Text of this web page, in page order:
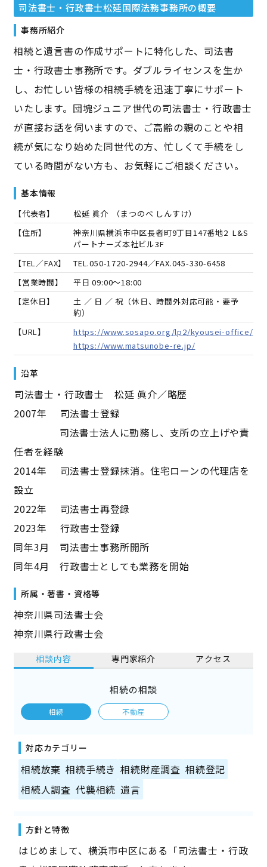
司法書士・行政書士松延国際法務事務所の概要
事務所紹介
相続と遺言書の作成サポートに特化した、司法書
士・行政書士事務所です。ダブルライセンスを生か
し、お忙しい皆様の相続手続を迅速丁寧にサポート
いたします。団塊ジュニア世代の司法書士・行政書士
が直接お話を伺いますので、ご高齢の親のことや相
続が気になり始めた同世代の方、忙しくて手続をし
ている時間がない方も、お気軽にご相談ください。
基本情報
【代表者】 松延 眞介 （まつのべ しんすけ）
【住所】
神奈川県横浜市中区長者町9丁目147番地2 L&S
パートナーズ本社ビル3F
【TEL／FAX】
TEL.050-1720-2944／FAX.045-330-6458
【営業時間】
平日 09:00～18:00
【定休日】
土 ／ 日 ／ 祝（休日、時間外対応可能・要予
約）
【URL】
https://www.sosapo.org/lp2/kyousei-office/
https://www.matsunobe-re.jp/
沿革
――司法書士・行政書士 松延 眞介／略歴――
2007年 司法書士登録
司法書士法人に勤務し、支所の立上げや責
任者を経験
2014年 司法書士登録抹消。住宅ローンの代理店を
設立
2022年 司法書士再登録
2023年 行政書士登録
同年3月 司法書士事務所開所
同年4月 行政書士としても業務を開始
所属・著書・資格等
神奈川県司法書士会
神奈川県行政書士会
相談内容 専門家紹介 アクセス
相続の相談
相続 不動産
対応カテゴリー
相続放棄 相続手続き 相続財産調査 相続登記
相続人調査 代襲相続 遺言
方針と特徴
はじめまして、横浜市中区にある「司法書士・行政